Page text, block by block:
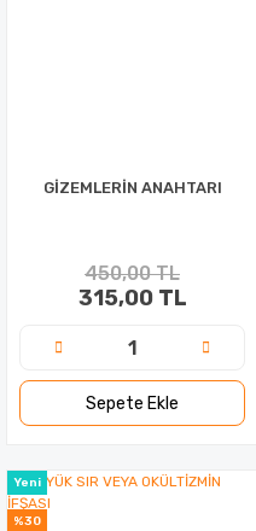
GİZEMLERİN ANAHTARI
450,00 TL
315,00 TL
Sepete Ekle
%30
Yeni